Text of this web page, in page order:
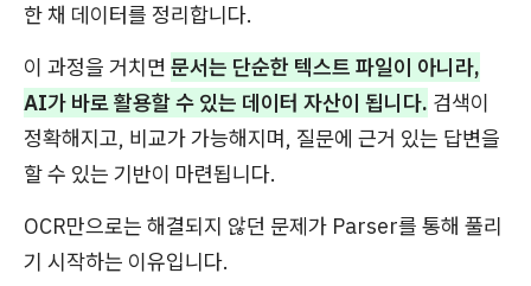
한 채 데이터를 정리합니다.
이 과정을 거치면 문서는 단순한 텍스트 파일이 아니라,
AI가 바로 활용할 수 있는 데이터 자산이 됩니다. 검색이
정확해지고, 비교가 가능해지며, 질문에 근거 있는 답변을
할 수 있는 기반이 마련됩니다.
OCR만으로는 해결되지 않던 문제가 Parser를 통해 풀리
기 시작하는 이유입니다.